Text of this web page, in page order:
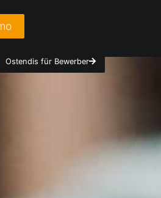
Ostendis für Bewerber